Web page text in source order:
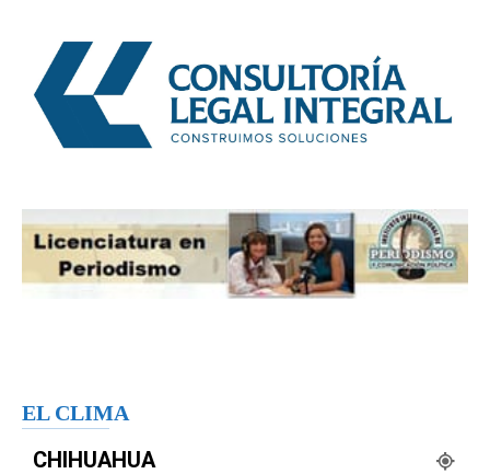
EL CLIMA
CHIHUAHUA